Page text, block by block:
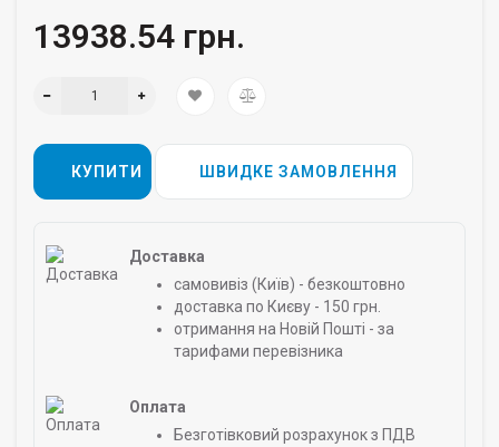
13938.54 грн.
КУПИТИ ШВИДКЕ ЗАМОВЛЕННЯ
Доставка
самовивіз (Київ) - безкоштовно
доставка по Києву - 150 грн.
отримання на Новій Пошті - за
тарифами перевізника
Оплата
Безготівковий розрахунок з ПДВ